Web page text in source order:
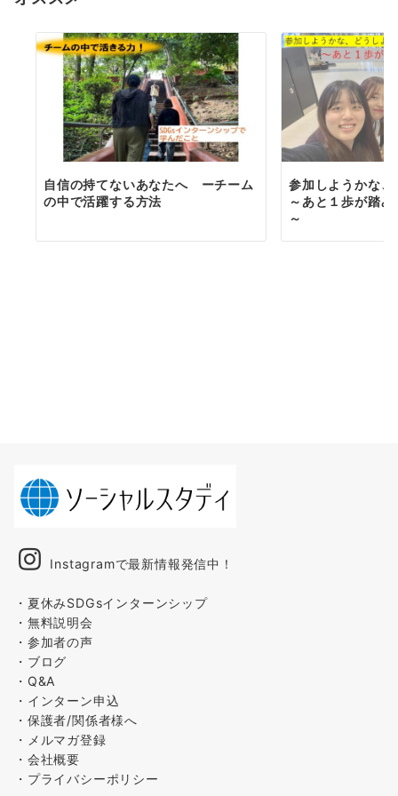
自信の持てないあなたへ ーチーム
の中で活躍する方法
参加しようかな
～あと１歩が踏
～
Instagramで最新情報発信中！
・夏休みSDGsインターンシップ
・無料説明会
・参加者の声
・ブログ
・Q&A
・インターン申込
・保護者/関係者様へ
・メルマガ登録
・会社概要
・プライバシーポリシー